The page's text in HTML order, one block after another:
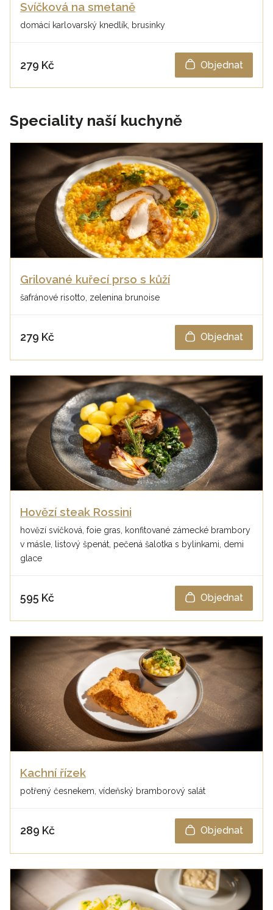
Svíčková na smetaně
domácí karlovarský knedlík, brusinky
279 Kč Objednat
Speciality naší kuchyně
Grilované kuřecí prso s kůží
šafránové risotto, zelenina brunoise
279 Kč Objednat
Hovězí steak Rossini
hovězí svíčková, foie gras, konfitované zámecké brambory
v másle, listový špenát, pečená šalotka s bylinkami, demi
glace
595 Kč Objednat
Kachní řízek
potřený česnekem, vídeňský bramborový salát
289 Kč Objednat